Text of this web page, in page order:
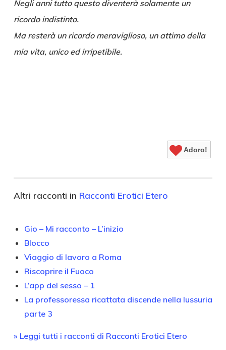
Negli anni tutto questo diventerà solamente un
ricordo indistinto.
Ma resterà un ricordo meraviglioso, un attimo della
mia vita, unico ed irripetibile.
Adoro!
Altri racconti in Racconti Erotici Etero
Gio – Mi racconto – L’inizio
Blocco
Viaggio di lavoro a Roma
Riscoprire il Fuoco
L’app del sesso – 1
La professoressa ricattata discende nella lussuria
parte 3
» Leggi tutti i racconti di Racconti Erotici Etero